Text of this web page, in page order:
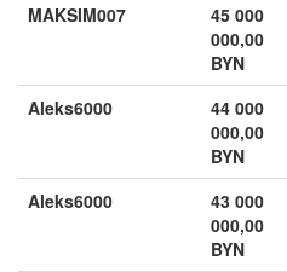
MAKSIM007
45 000
000,00
BYN
Aleks6000
44 000
000,00
BYN
Aleks6000
43 000
000,00
BYN